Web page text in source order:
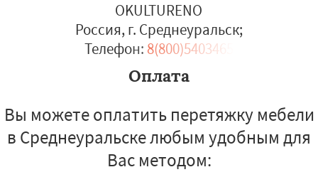
OKULTURENO
Россия, г. Среднеуральск;
Телефон: 8(800)5403465
Оплата
Вы можете оплатить перетяжку мебели
в Среднеуральске любым удобным для
Вас методом: